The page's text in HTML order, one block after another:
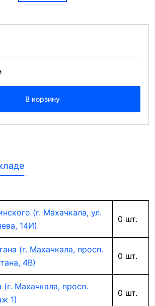
В корзину
(г. Махачкала, ул.
14И)
0 шт.
(г. Махачкала, просп.
4В)
0 шт.
Махачкала, просп.
1)
0 шт.